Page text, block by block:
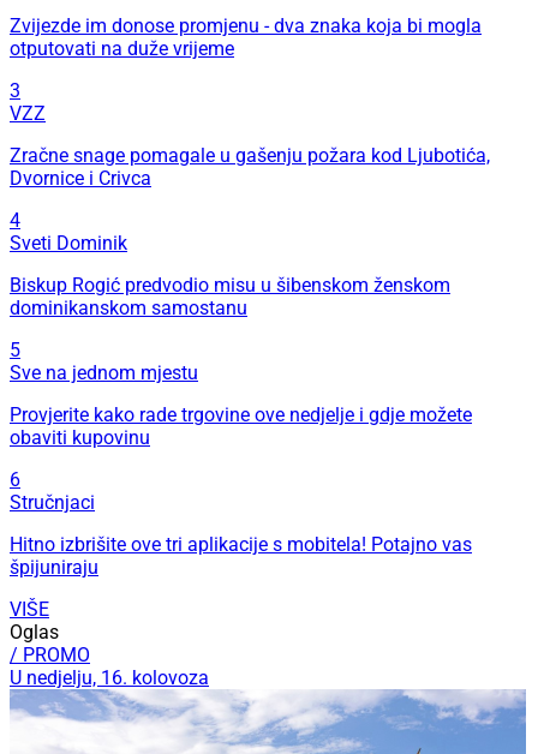
Zvijezde im donose promjenu - dva znaka koja bi mogla
otputovati na duže vrijeme
3
VZZ
Zračne snage pomagale u gašenju požara kod Ljubotića,
Dvornice i Crivca
4
Sveti Dominik
Biskup Rogić predvodio misu u šibenskom ženskom
dominikanskom samostanu
5
Sve na jednom mjestu
Provjerite kako rade trgovine ove nedjelje i gdje možete
obaviti kupovinu
6
Stručnjaci
Hitno izbrišite ove tri aplikacije s mobitela! Potajno vas
špijuniraju
VIŠE
Oglas
/ PROMO
U nedjelju, 16. kolovoza